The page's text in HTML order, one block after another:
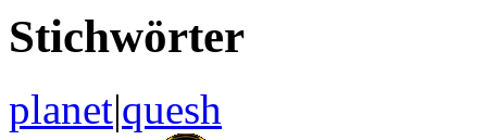
Stichwörter
planet|quesh